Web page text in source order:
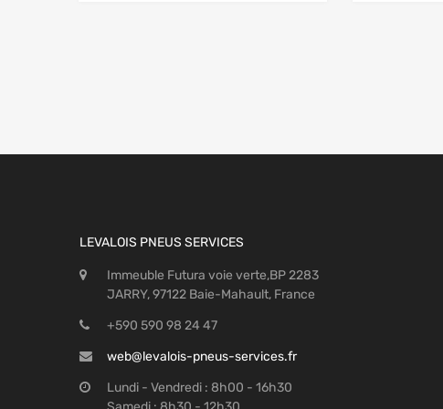
LEVALOIS PNEUS SERVICES
Immeuble Futura voie verte,BP 2283
JARRY, 97122 Baie-Mahault, France
+590 590 98 24 47
web@levalois-pneus-services.fr
Lundi - Vendredi : 8h00 - 16h30